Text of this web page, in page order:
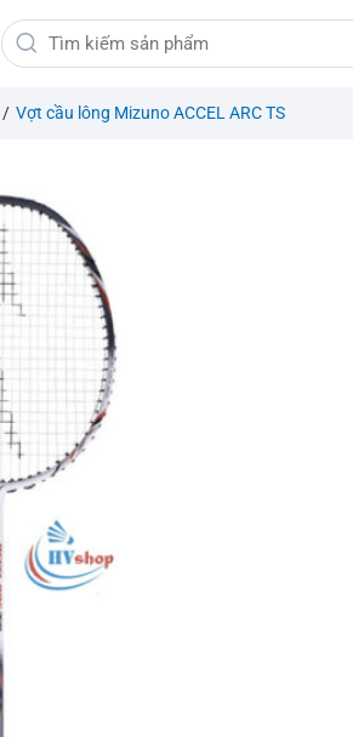
Tìm
kiếm:
/ Vợt cầu lông Mizuno ACCEL ARC TS